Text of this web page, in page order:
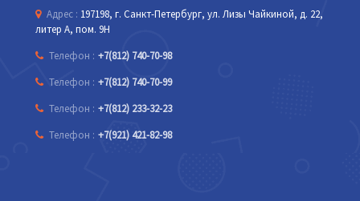
Адрес : 197198, г. Санкт-Петербург, ул. Лизы Чайкиной, д. 22,
литер А, пом. 9Н
Телефон : +7(812) 740-70-98
Телефон : +7(812) 740-70-99
Телефон : +7(812) 233-32-23
Телефон : +7(921) 421-82-98